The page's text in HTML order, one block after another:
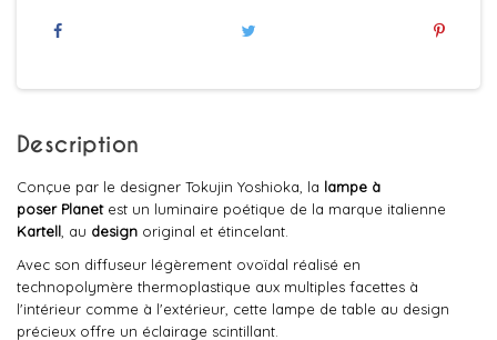
Description
Conçue par le designer Tokujin Yoshioka, la lampe à
poser Planet est un luminaire poétique de la marque italienne
Kartell , au design original et étincelant.
Avec son diffuseur légèrement ovoïdal réalisé en
technopolymère thermoplastique aux multiples facettes à
l'intérieur comme à l'extérieur, cette lampe de table au design
précieux offre un éclairage scintillant.